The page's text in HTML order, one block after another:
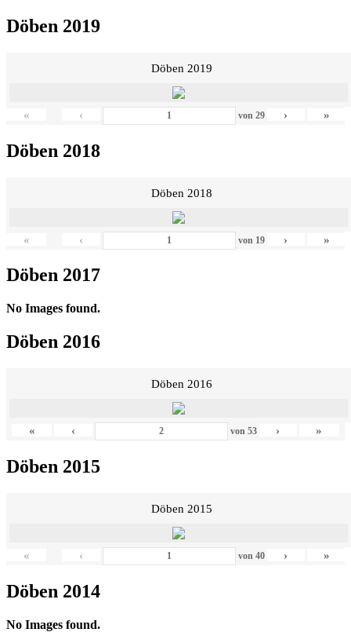
Döben 2019
Döben 2019
« ‹ von 29 › »
Döben 2018
Döben 2018
« ‹ von 19 › »
Döben 2017
No Images found.
Döben 2016
Döben 2016
« ‹ von 53 › »
Döben 2015
Döben 2015
« ‹ von 40 › »
Döben 2014
No Images found.